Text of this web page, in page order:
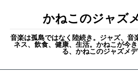
かねこのジャズ
音楽は孤島ではなく陸続き。ジャズ、音
ネス、飲食、健康、生活。かねこが今
る、かねこのジャズメデ